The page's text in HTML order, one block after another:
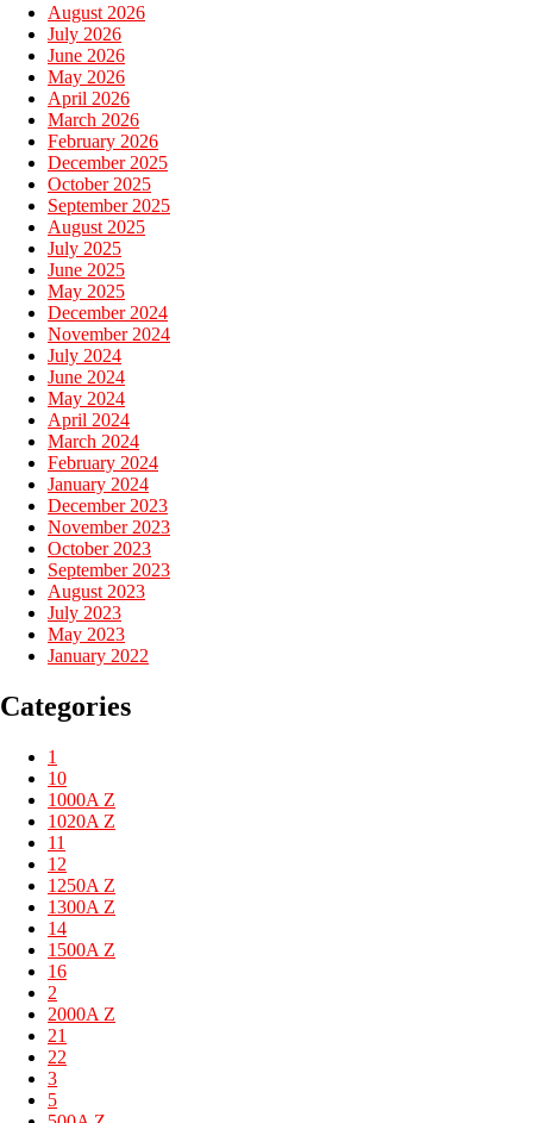
August 2026
July 2026
June 2026
May 2026
April 2026
March 2026
February 2026
December 2025
October 2025
September 2025
August 2025
July 2025
June 2025
May 2025
December 2024
November 2024
July 2024
June 2024
May 2024
April 2024
March 2024
February 2024
January 2024
December 2023
November 2023
October 2023
September 2023
August 2023
July 2023
May 2023
January 2022
Categories
1
10
1000A Z
1020A Z
11
12
1250A Z
1300A Z
14
1500A Z
16
2
2000A Z
21
22
3
5